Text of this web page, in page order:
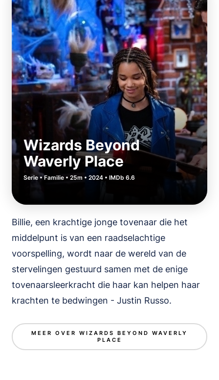
Wizards Beyond
Waverly Place
Serie • Familie • 25m • 2024 • IMDb 6.6
Billie, een krachtige jonge tovenaar die het
middelpunt is van een raadselachtige
voorspelling, wordt naar de wereld van de
stervelingen gestuurd samen met de enige
tovenaarsleerkracht die haar kan helpen haar
krachten te bedwingen - Justin Russo.
MEER OVER WIZARDS BEYOND WAVERLY
PLACE